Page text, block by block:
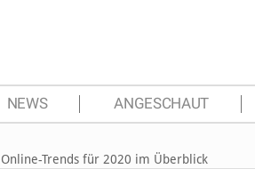
NEWS ANGESCHAUT
Online-Trends für 2020 im Überblick